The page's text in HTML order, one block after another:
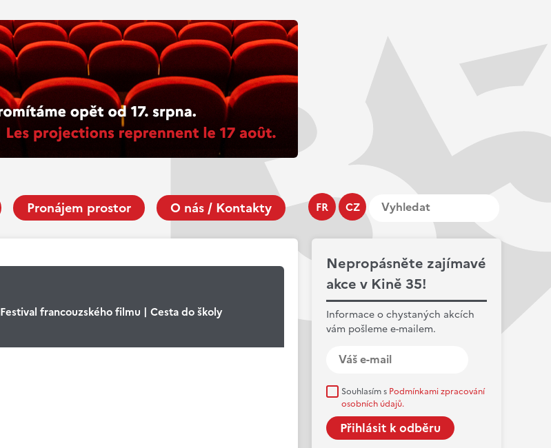
FR CZ
Pronájem prostor O nás / Kontakty
Nepropásněte zajímavé
akce v Kině 35!
Informace o chystaných akcích
vám pošleme e-mailem.
Souhlasím s Podmínkami zpracování
osobních údajů.
Festival francouzského filmu | Cesta do školy